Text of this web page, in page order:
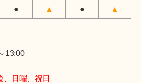
● ▲ ● ▲
13:00
、日曜、祝日